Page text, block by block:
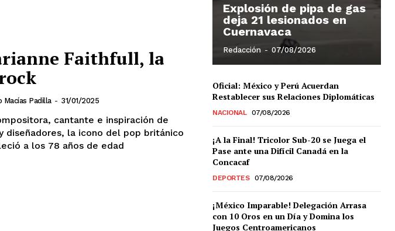
Faithfull, la
Macías Padilla - 31/01/2025
cantante e inspiración de
diseñadores, la icono del pop británico
a los 78 años de edad
Explosión de pipa de gas
deja 21 lesionados en
Cuernavaca
Redacción - 07/08/2026
Oficial: México y Perú Acuerdan
Restablecer sus Relaciones Diplomáticas
NACIONAL 07/08/2026
¡A la Final! Tricolor Sub-20 se Juega el
Pase ante una Difícil Canadá en la
Concacaf
DEPORTES 07/08/2026
¡México Imparable! Delegación Arrasa
con 10 Oros en un Día y Domina los
Juegos Centroamericanos